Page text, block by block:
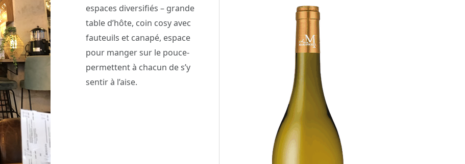
espaces diversifiés – grande
table d’hôte, coin cosy avec
fauteuils et canapé, espace
pour manger sur le pouce-
permettent à chacun de s’y
sentir à l’aise.